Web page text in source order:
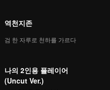
역천지존
검 한 자루로 천하를 가르다
나의 2인용 플레이어
(Uncut Ver.)